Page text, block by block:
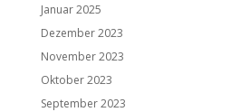
Januar 2025
Dezember 2023
November 2023
Oktober 2023
September 2023